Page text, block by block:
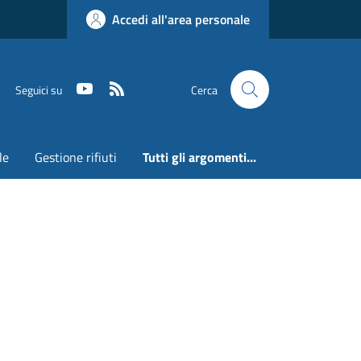
Accedi all'area personale
Seguici su Youtube Cerca
Gestione rifiuti Tutti gli argomenti...